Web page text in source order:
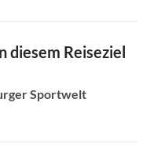
diesem Reiseziel
Sportwelt